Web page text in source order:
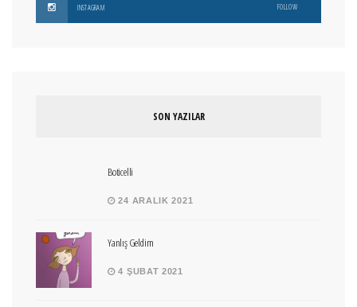
INSTAGRAM FOLLOW
SON YAZILAR
Boticelli
24 ARALIK 2021
Yanlış Geldim
4 ŞUBAT 2021